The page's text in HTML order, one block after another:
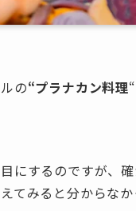
の“プラナカン料理
にするのですが、
てみると分からなか